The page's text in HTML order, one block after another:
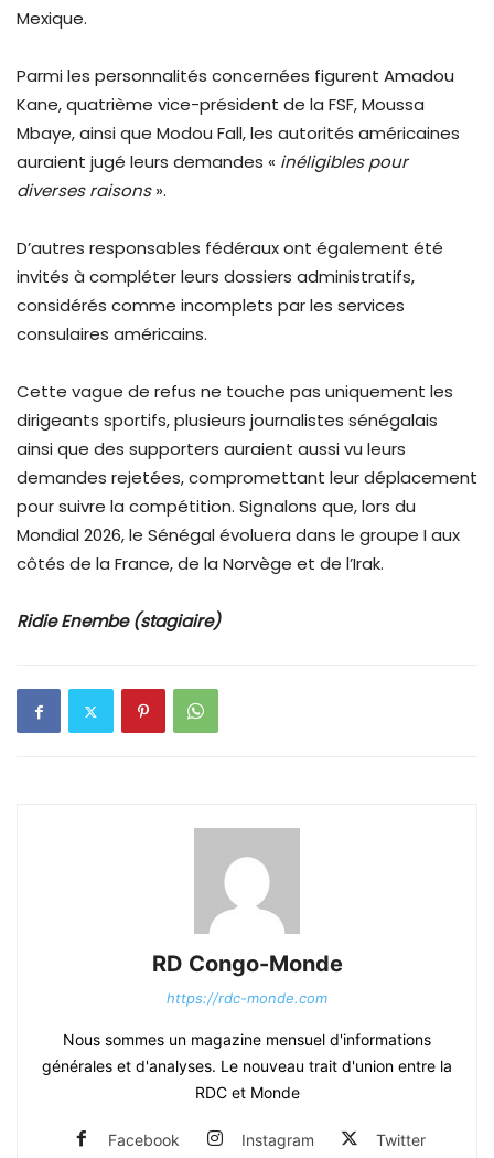
Mexique.
Parmi les personnalités concernées figurent Amadou
Kane, quatrième vice-président de la FSF, Moussa
Mbaye, ainsi que Modou Fall, les autorités américaines
auraient jugé leurs demandes « inéligibles pour
diverses raisons».
D’autres responsables fédéraux ont également été
invités à compléter leurs dossiers administratifs,
considérés comme incomplets par les services
consulaires américains.
Cette vague de refus ne touche pas uniquement les
dirigeants sportifs, plusieurs journalistes sénégalais
ainsi que des supporters auraient aussi vu leurs
demandes rejetées, compromettant leur déplacement
pour suivre la compétition. Signalons que, lors du
Mondial 2026, le Sénégal évoluera dans le groupe I aux
côtés de la France, de la Norvège et de l’Irak.
Ridie Enembe (stagiaire)
RD Congo-Monde
https://rdc-monde.com
Nous sommes un magazine mensuel d'informations
générales et d'analyses. Le nouveau trait d'union entre la
RDC et Monde
Facebook Instagram Twitter